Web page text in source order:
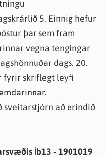
5. Einnig hefur
þar sem fram
vegna tengingar
dags. 20.
fyrir skriflegt leyfi
sveitarstjórn að erindið
Íb13 - 1901019